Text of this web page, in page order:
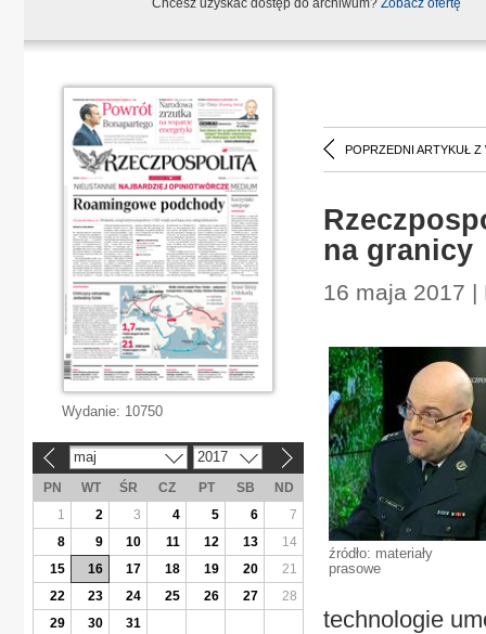
Chcesz uzyskać dostęp do archiwum? Zobacz ofertę
POPRZEDNI ARTYKUŁ Z
na granicy
16 maja 2017 |
źródło: materiały
prasowe
technologie
Wydanie: 10750
maj 2017
PN WT ŚR CZ PT SB
ND
1
2 3 4 5 6
7
8
9 10 11 12 13
14
15
16 17 18 19 20
21
22
23 24 25 26 27
28
29
30 31